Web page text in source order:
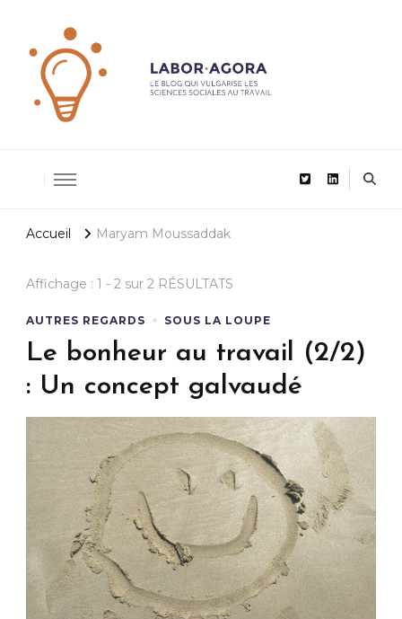
Accueil Maryam Moussaddak
Affichage : 1 - 2 sur 2 RÉSULTATS
AUTRES REGARDS SOUS LA LOUPE
Le bonheur au travail (2/2)
: Un concept galvaudé